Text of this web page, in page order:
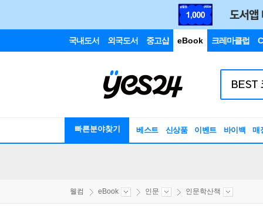
국내도서 외국도서 중고샵 eBook 크레마클럽
빠른분야찾기 베스트 신상품 이벤트 바이백 매
웰컴 eBook 인문 인문학산책